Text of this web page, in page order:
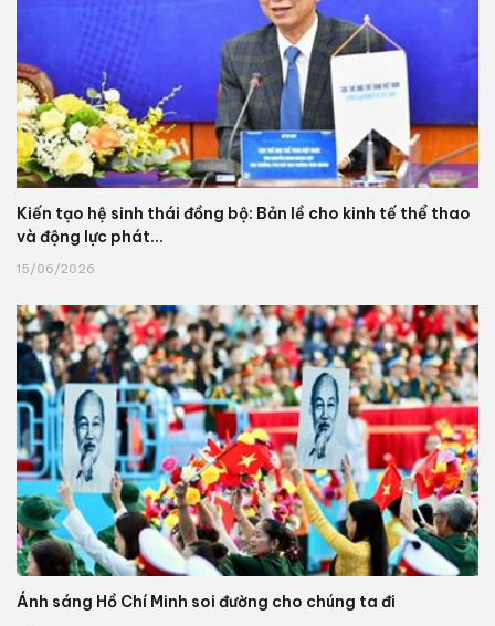
Kiến tạo hệ sinh thái đồng bộ: Bản lề cho kinh tế thể thao
và động lực phát...
15/06/2026
Ánh sáng Hồ Chí Minh soi đường cho chúng ta đi